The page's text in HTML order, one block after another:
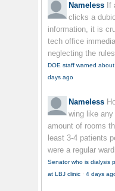
Nameless If
clicks a
information, it is
tech office
neglecting the
DOE staff warned
days ago
Nameless
wing like any
amount of rooms
least 3-4 patients
were a regular
Senator who is dialysis
at LBJ clinic · 4 days